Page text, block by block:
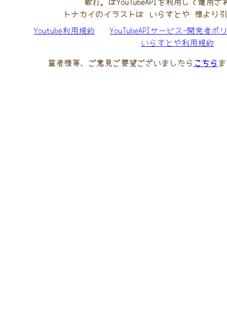
トナカイのイラストは いらすとや 様より
Youtube利用規約
YouTubeAPIサービス-開発者ポ
いらすとや利用規約
業者様等、ご意見ご要望ございましたら こちら